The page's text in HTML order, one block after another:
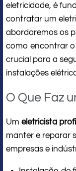
eletricidade, é
contratar um
abordaremos os
como encontrar o
crucial para a
instalações
O Que Faz
Um eletricista
manter e reparar
empresas e